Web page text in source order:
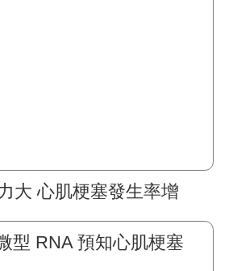
大 心肌梗塞發生率增